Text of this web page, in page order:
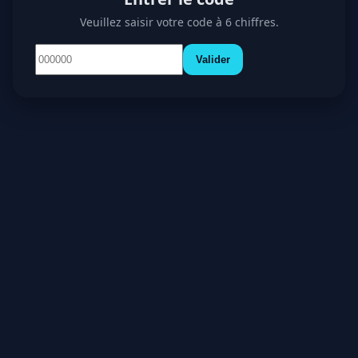
Veuillez saisir votre code à 6 chiffres.
Valider